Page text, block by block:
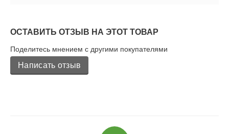
ОСТАВИТЬ ОТЗЫВ НА ЭТОТ ТОВАР
Поделитесь мнением с другими покупателями
Написать отзыв